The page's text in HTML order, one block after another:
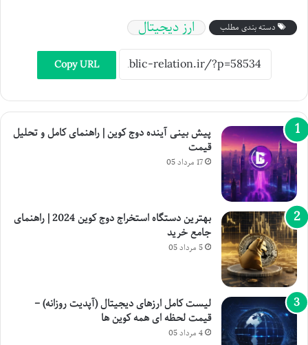
دسته بندی مطلب ارز دیجیتال
Copy URL
پیش بینی آینده دوج کوین | راهنمای کامل و تحلیل
قیمت
17 مرداد 05
بهترین دستگاه استخراج دوج کوین 2024 | راهنمای
جامع خرید
5 مرداد 05
لیست کامل ارزهای دیجیتال (آپدیت روزانه) –
قیمت لحظه ای همه کوین ها
4 مرداد 05